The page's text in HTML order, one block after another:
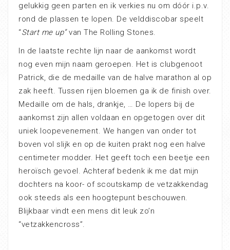
gelukkig geen parten en ik verkies nu om dóór i.p.v.
rond de plassen te lopen. De velddiscobar speelt
“Start me up”van The Rolling Stones.
In de laatste rechte lijn naar de aankomst wordt
nog even mijn naam geroepen. Het is clubgenoot
Patrick, die de medaille van de halve marathon al op
zak heeft. Tussen rijen bloemen ga ik de finish over.
Medaille om de hals, drankje, … De lopers bij de
aankomst zijn allen voldaan en opgetogen over dit
uniek loopevenement. We hangen van onder tot
boven vol slijk en op de kuiten prakt nog een halve
centimeter modder. Het geeft toch een beetje een
heroïsch gevoel. Achteraf bedenk ik me dat mijn
dochters na koor- of scoutskamp de vetzakkendag
ook steeds als een hoogtepunt beschouwen.
Blijkbaar vindt een mens dit leuk zo’n
“vetzakkencross”.